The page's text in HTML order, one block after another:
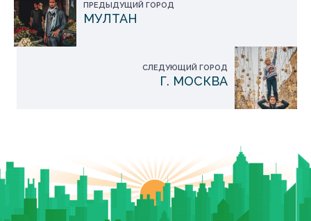
ПРЕДЫДУЩИЙ ГОРОД
МУЛТАН
СЛЕДУЮЩИЙ ГОРОД
Г. МОСКВА